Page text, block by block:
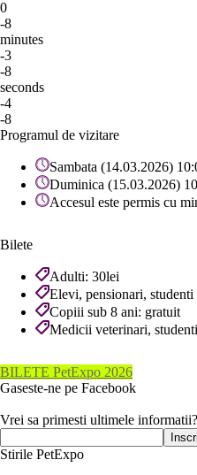
0
-8
minutes
-3
-8
seconds
-4
-8
Programul de vizitare
Sambata (14.03.2026)
Duminica (15.03.2026)
Accesul este permis cu
Bilete
Adulti: 30lei
Elevi, pensionari,
Copiii sub 8 ani: gratuit
Medicii veterinari,
BILETE PetExpo 2026
Gaseste-ne pe Facebook
Vrei sa primesti ultimele informatii?
Stirile PetExpo